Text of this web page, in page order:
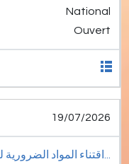
National
Ouvert
19/07/2026
اقتناء المواد الضرورية لتس...